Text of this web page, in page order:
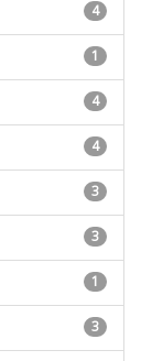
4
1
4
4
3
3
1
3